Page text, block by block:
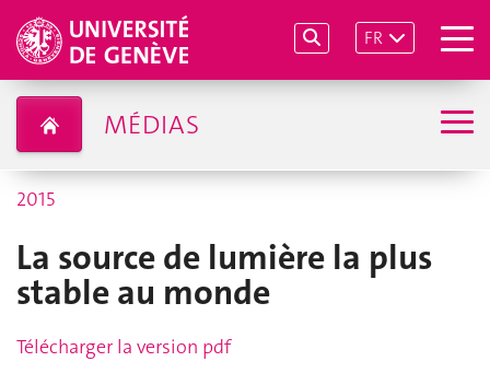
FR
MÉDIAS
2015
La source de lumière la plus
stable au monde
Télécharger la version pdf